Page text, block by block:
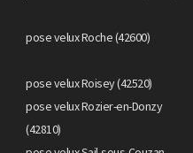
pose velux Roche (42600)
pose velux Roisey (42520)
pose velux Rozier-en-Donzy
(42810)